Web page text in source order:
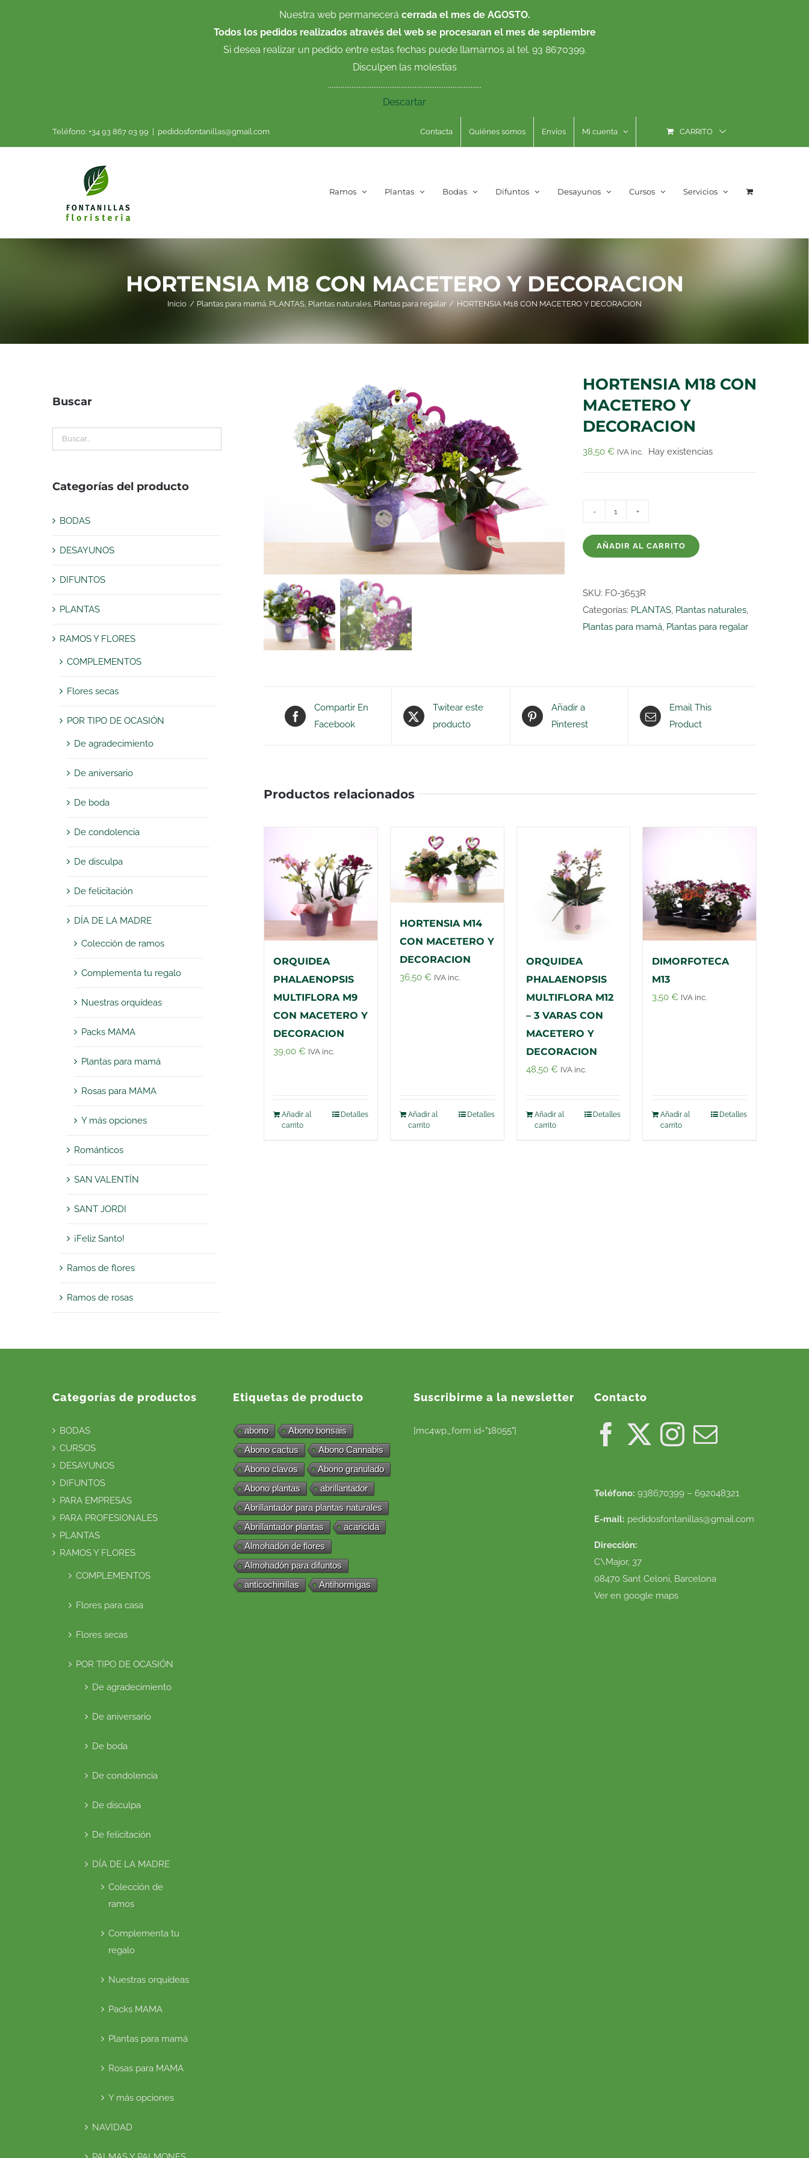
Nuestra web permanecerá cerrada el mes de AGOSTO.
Todos los pedidos realizados através del web se procesaran el mes de septiembre
Si desea realizar un pedido entre estas fechas puede llamarnos al tel. 93 8670399.
Disculpen las molestias
.....................................................................................
Descartar
Teléfono: +34 93 867 03 99 pedidosfontanillas@gmail.com Contacta Quiénes somos Envíos Mi cuenta CARRITO
Ramos Plantas Bodas Difuntos Desayunos Cursos Servicios
HORTENSIA M18 CON MACETERO Y DECORACION
Inicio Plantas para mamá PLANTAS Plantas naturales Plantas para regalar HORTENSIA M18 CON MACETERO Y DECORACION
HORTENSIA M18 CON
MACETERO Y
DECORACION
38,50 € IVA inc. Hay existencias
M18
AÑADIR AL CARRITO
SKU: FO-3653R
Categorías: PLANTAS, Plantas naturales,
Plantas para mamá, Plantas para regalar
Compartir En
Facebook
Twitear este
producto
Añadir a
Pinterest
Email This
Product
Productos relacionados
ORQUIDEA
PHALAENOPSIS
MULTIFLORA M9
CON MACETERO Y
DECORACION
39,00 € IVA inc.
Añadir al
carrito
Detalles
HORTENSIA M14
CON MACETERO Y
DECORACION
36,50 € IVA inc.
Añadir al
carrito
Detalles
ORQUIDEA
PHALAENOPSIS
MULTIFLORA M12
– 3 VARAS CON
MACETERO Y
DECORACION
48,50 € IVA inc.
Añadir al
carrito
Detalles
DIMORFOTECA
M13
3,50€ IVA inc.
Añadir al
carrito
Detalles
Buscar
Categorías del producto
BODAS
DESAYUNOS
DIFUNTOS
PLANTAS
RAMOS Y FLORES
COMPLEMENTOS
Flores secas
POR TIPO DE OCASIÓN
De agradecimiento
De aniversario
De boda
De condolencia
De disculpa
De felicitación
DÍA DE LA MADRE
Colección de ramos
Complementa tu regalo
Nuestras orquídeas
Packs MAMA
Plantas para mamá
Rosas para MAMA
Y más opciones
Románticos
SAN VALENTÍN
SANT JORDI
¡Feliz Santo!
Ramos de flores
Ramos de rosas
Categorías de productos
BODAS
CURSOS
DESAYUNOS
DIFUNTOS
PARA EMPRESAS
PARA PROFESIONALES
PLANTAS
RAMOS Y FLORES
COMPLEMENTOS
Flores para casa
Flores secas
POR TIPO DE OCASIÓN
De agradecimiento
De aniversario
De boda
De condolencia
De disculpa
De felicitación
DÍA DE LA MADRE
Colección de
ramos
Complementa tu
regalo
Nuestras orquídeas
Packs MAMA
Plantas para mamá
Rosas para MAMA
Y más opciones
NAVIDAD
Etiquetas de producto
abono
Abono bonsais
Abono cactus
Abono Cannabis
Abono clavos
Abono granulado
Abono plantas
abrillantador
Abrillantador para plantas naturales
Abrillantador plantas
acaricida
Almohadón de flores
Almohadón para difuntos
anticochinillas
Antihormigas
Suscribirme a la newsletter
[mc4wp_form id="18055"]
Contacto
Teléfono: 938670399 – 692048321
E-mail: pedidosfontanillas@gmail.com
Dirección:
C\Major, 37
08470 Sant Celoni, Barcelona
Ver en google maps